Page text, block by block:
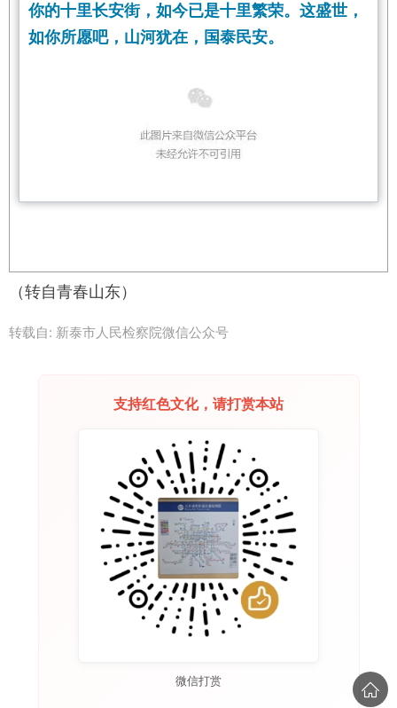
你的十里长安街，如今已是十里繁荣。这盛世，
如你所愿吧，山河犹在，国泰民安。
（转自青春山东）
转载自: 新泰市人民检察院微信公众号
支持红色文化，请打赏本站
微信打赏